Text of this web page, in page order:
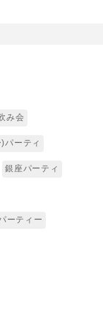
み会
パーティ
銀座パーティ
ーティー